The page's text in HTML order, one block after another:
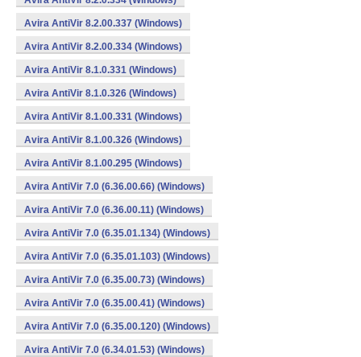
Avira AntiVir 8.2.00.337 (Windows)
Avira AntiVir 8.2.00.334 (Windows)
Avira AntiVir 8.1.0.331 (Windows)
Avira AntiVir 8.1.0.326 (Windows)
Avira AntiVir 8.1.00.331 (Windows)
Avira AntiVir 8.1.00.326 (Windows)
Avira AntiVir 8.1.00.295 (Windows)
Avira AntiVir 7.0 (6.36.00.66) (Windows)
Avira AntiVir 7.0 (6.36.00.11) (Windows)
Avira AntiVir 7.0 (6.35.01.134) (Windows)
Avira AntiVir 7.0 (6.35.01.103) (Windows)
Avira AntiVir 7.0 (6.35.00.73) (Windows)
Avira AntiVir 7.0 (6.35.00.41) (Windows)
Avira AntiVir 7.0 (6.35.00.120) (Windows)
Avira AntiVir 7.0 (6.34.01.53) (Windows)